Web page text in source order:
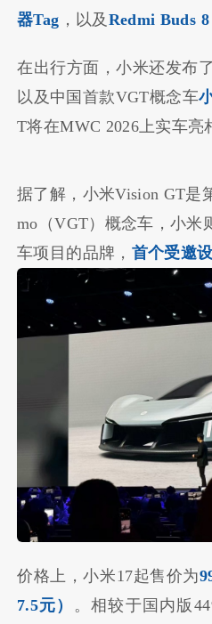
器Tag ，以及 Redmi Buds
在出行方面，小米还发布
以及中国首款VGT概念车
T将在MWC 2026上实车亮
据了解，小米Vision GT是
mo（VGT）概念车，小米
车项目的品牌， 首个受邀
价格上，小米17起售价为
7.5元）
。相较于国内版